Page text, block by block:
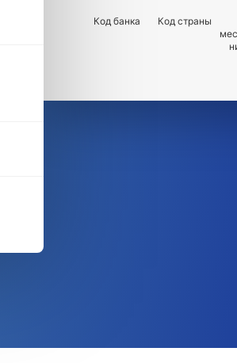
Код банка Код страны